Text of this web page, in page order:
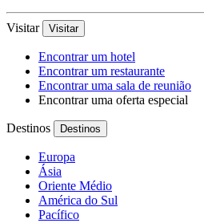
Visitar Visitar
Encontrar um hotel
Encontrar um restaurante
Encontrar uma sala de reunião
Encontrar uma oferta especial
Destinos Destinos
Europa
Ásia
Oriente Médio
América do Sul
Pacífico